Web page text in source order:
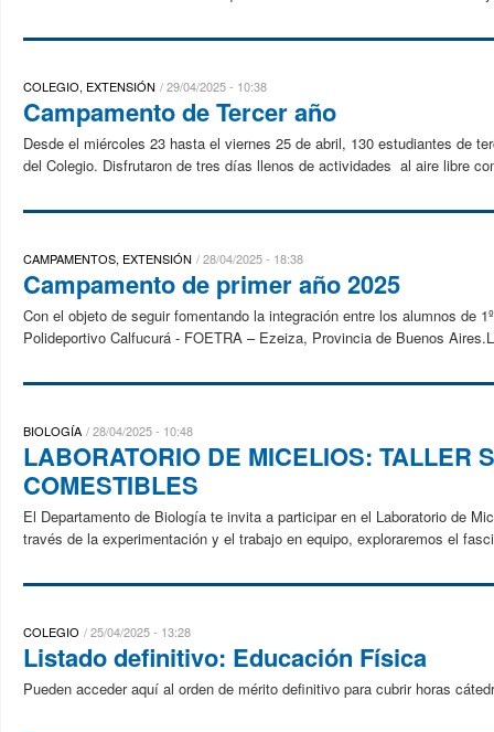
COLEGIO, EXTENSIÓN 29/04/2025 - 10:38
Campamento de Tercer año
Desde el miércoles 23 hasta el viernes 25 de abril, 130 estudiantes de
del Colegio. Disfrutaron de tres días llenos de actividades al aire libre
CAMPAMENTOS, EXTENSIÓN 28/04/2025 - 18:38
Campamento de primer año 2025
Con el objeto de seguir fomentando la integración entre los alumnos de
Polideportivo Calfucurá - FOETRA – Ezeiza, Provincia de Buenos
BIOLOGÍA 28/04/2025 - 10:48
LABORATORIO DE MICELIOS: TALLER
COMESTIBLES
El Departamento de Biología te invita a participar en el Laboratorio de
través de la experimentación y el trabajo en equipo, exploraremos el
COLEGIO 25/04/2025 - 13:28
Listado definitivo: Educación Física
Pueden acceder aquí al orden de mérito definitivo para cubrir horas